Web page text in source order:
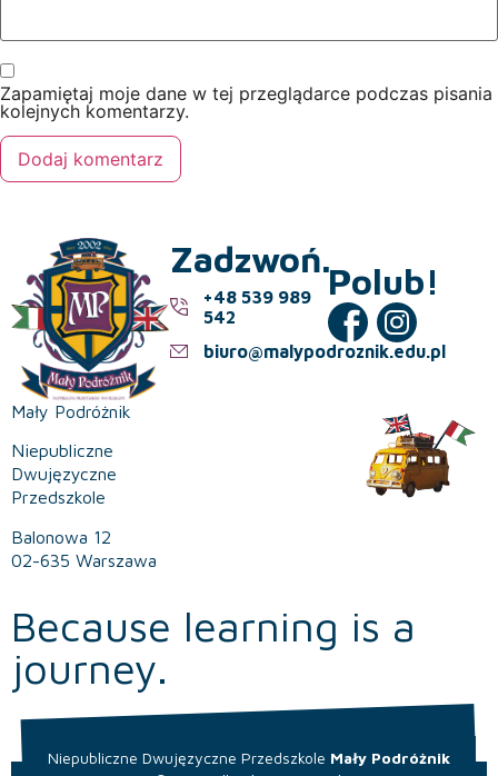
Zapamiętaj moje dane w tej przeglądarce podczas pisania
kolejnych komentarzy.
Mały Podróżnik
Niepubliczne
Dwujęzyczne
Przedszkole
Balonowa 12
02-635 Warszawa
Zadzwoń.
+48 539 989
542
biuro@malypodroznik.edu.pl
Polub!
Because learning is a
journey.
Niepubliczne Dwujęzyczne Przedszkole Mały Podróżnik